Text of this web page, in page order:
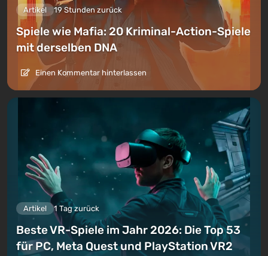
Artikel 19 Stunden zurück
Spiele wie Mafia: 20 Kriminal-Action-Spiele
mit derselben DNA
Einen Kommentar hinterlassen
Artikel 1 Tag zurück
Beste VR-Spiele im Jahr 2026: Die Top 53
für PC, Meta Quest und PlayStation VR2